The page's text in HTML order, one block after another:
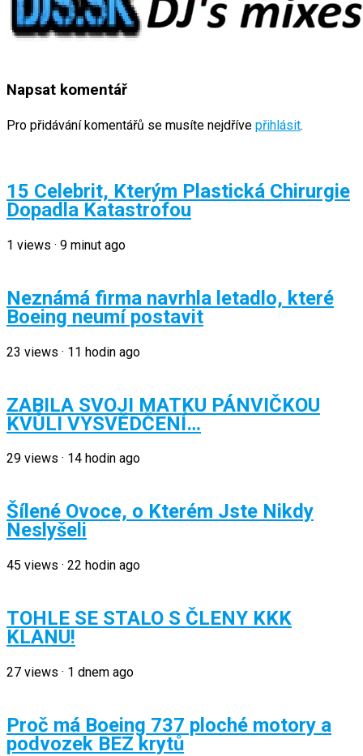
Napsat komentář
Pro přidávání komentářů se musíte nejdříve přihlásit.
15 Celebrit, Kterým Plastická Chirurgie
Dopadla Katastrofou
1 views · 9 minut ago
Neznámá firma navrhla letadlo, které
Boeing neumí postavit
23 views · 11 hodin ago
ZABILA SVOJI MATKU PÁNVIČKOU
KVŮLI VYSVĚDČENÍ…
29 views · 14 hodin ago
Šílené Ovoce, o Kterém Jste Nikdy
Neslyšeli
45 views · 22 hodin ago
TOHLE SE STALO S ČLENY KKK
KLANU!
27 views · 1 dnem ago
Proč má Boeing 737 ploché motory a
podvozek BEZ krytů